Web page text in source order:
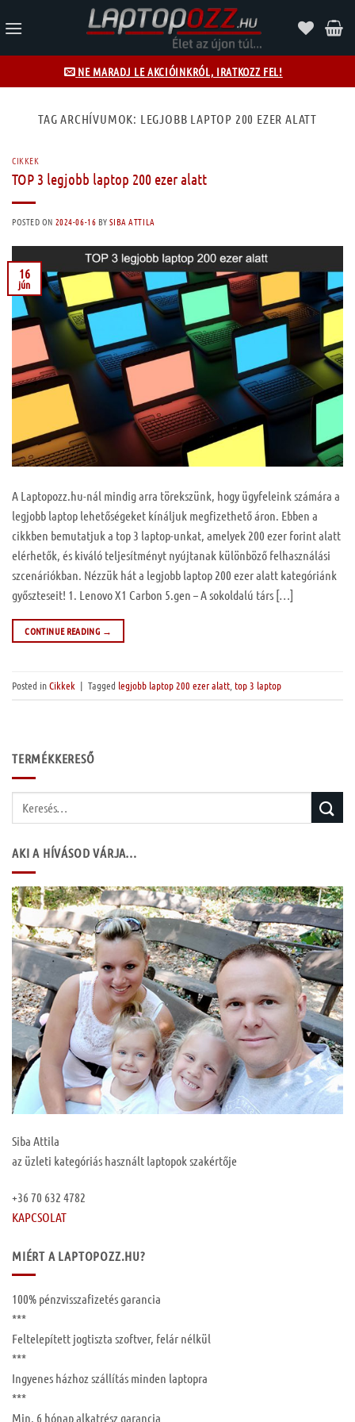
to
NE MARADJ LE AKCIÓINKRÓL, IRATKOZZ FEL!
TAG ARCHÍVUMOK: LEGJOBB LAPTOP 200 EZER ALATT
CIKKEK
TOP 3 legjobb laptop 200 ezer alatt
POSTED ON 2024-06-16 BYSIBA ATTILA
16
jún
A Laptopozz.hu-nál mindig arra törekszünk, hogy ügyfeleink számára a
legjobb laptop lehetőségeket kínáljuk megfizethető áron. Ebben a
cikkben bemutatjuk a top 3 laptop-unkat, amelyek 200 ezer forint alatt
elérhetők, és kiváló teljesítményt nyújtanak különböző felhasználási
szcenáriókban. Nézzük hát a legjobb laptop 200 ezer alatt kategóriánk
győszteseit! 1. Lenovo X1 Carbon 5.gen – A sokoldalú társ […]
CONTINUE READING →
Posted inCikkek | Tagged legjobb laptop 200 ezer alatt top 3 laptop
TERMÉKKERESŐ
AKI A HÍVÁSOD VÁRJA…
Siba Attila
az üzleti kategóriás használt laptopok szakértője
+36 70 632 4782
KAPCSOLAT
MIÉRT A LAPTOPOZZ.HU?
100% pénzvisszafizetés garancia
***
Feltelepített jogtiszta szoftver, felár nélkül
***
Ingyenes házhoz szállítás minden laptopra
***
Min. 6 hónapalkatrész garancia